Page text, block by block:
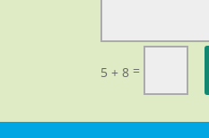
5 + 8 =